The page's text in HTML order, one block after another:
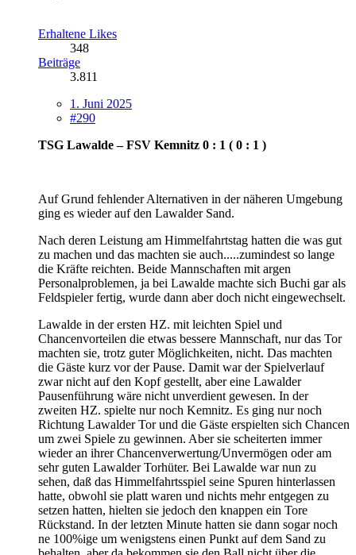
Erhaltene Likes
348
Beiträge
3.811
1. Juni 2025
#290
TSG Lawalde – FSV Kemnitz 0 : 1 ( 0 : 1 )
Auf Grund fehlender Alternativen in der näheren Umgebung
ging es wieder auf den Lawalder Sand.
Nach deren Leistung am Himmelfahrtstag hatten die was gut
zu machen und das machten sie auch.....zumindest so lange
die Kräfte reichten. Beide Mannschaften mit argen
Personalproblemen, ja bei Lawalde machte sich Buchi gar als
Feldspieler fertig, wurde dann aber doch nicht eingewechselt.
Lawalde in der ersten HZ. mit leichten Spiel und
Chancenvorteilen die etwas bessere Mannschaft, nur das Tor
machten sie, trotz guter Möglichkeiten, nicht. Das machten
die Gäste kurz vor der Pause. Damit war der Spielverlauf
zwar nicht auf den Kopf gestellt, aber eine Lawalder
Pausenführung wäre nicht unverdient gewesen. In der
zweiten HZ. spielte nur noch Kemnitz. Es ging nur noch
Richtung Lawalder Tor und die Gäste erspielten sich Chancen
um zwei Spiele zu gewinnen. Aber sie scheiterten immer
wieder an ihrer Chancenverwertung/Unvermögen oder am
sehr guten Lawalder Torhüter. Bei Lawalde war nun zu
sehen, daß das Himmelfahrtsspiel seine Spuren hinterlassen
hatte, obwohl sie platt waren und nichts mehr entgegen zu
setzen hatten, hielten sie jedoch den knappen ein Tore
Rückstand. In der letzten Minute hatten sie dann sogar noch
ne 100%ige um wenigstens einen Punkt auf dem Sand zu